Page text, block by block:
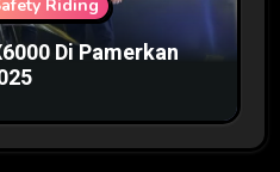
Riding
Di Pamerkan